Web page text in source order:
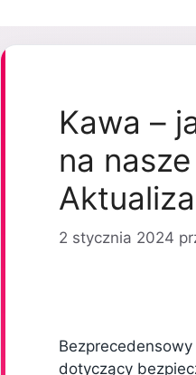
Kawa –
na
2 stycznia 2024
dotyczący